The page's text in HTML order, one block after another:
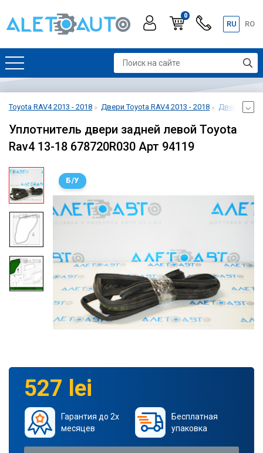
0
RU RO
Toyota RAV4 2013 - 2018 Двери Toyota RAV4 2013 - 2018 Дверь
Уплотнитель двери задней левой Toyota
Rav4 13-18 678720R030 Арт 94119
Б/У
527 lei
Гарантия до 2х
месяцев
Бесплатная
упаковка